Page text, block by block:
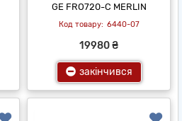
GE FRO720-С MERLIN
6440-07
19980 ₴
закінчився